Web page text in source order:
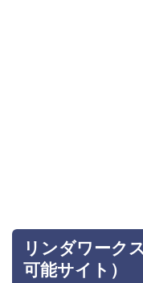
リンダワーク
可能サイト）